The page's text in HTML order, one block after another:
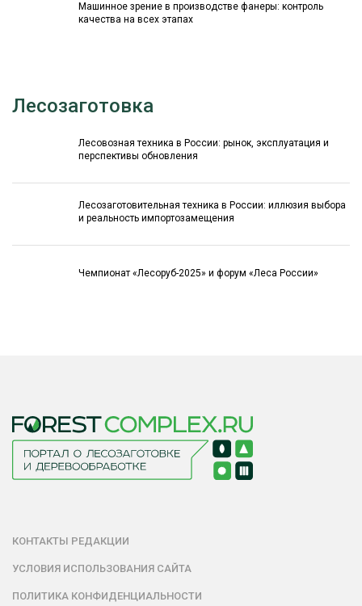
Машинное зрение в производстве фанеры: контроль
качества на всех этапах
Лесозаготовка
Лесовозная техника в России: рынок, эксплуатация и
перспективы обновления
Лесозаготовительная техника в России: иллюзия выбора
и реальность импортозамещения
Чемпионат «Лесоруб-2025» и форум «Леса России»
КОНТАКТЫ РЕДАКЦИИ
УСЛОВИЯ ИСПОЛЬЗОВАНИЯ САЙТА
ПОЛИТИКА КОНФИДЕНЦИАЛЬНОСТИ